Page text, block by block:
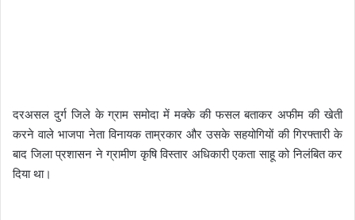
दरअसल दुर्ग जिले के ग्राम समोदा में मक्के की फसल बताकर अफीम की खेती
करने वाले भाजपा नेता विनायक ताम्रकार और उसके सहयोगियों की गिरफ्तारी के
बाद जिला प्रशासन ने ग्रामीण कृषि विस्तार अधिकारी एकता साहू को निलंबित कर
दिया था।